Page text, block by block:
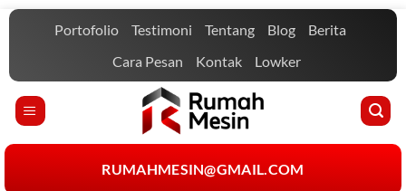
Skip
Portofolio Testimoni Tentang Blog
Berita
Cara Pesan
Kontak Lowker
RUMAHMESIN@GMAIL.COM